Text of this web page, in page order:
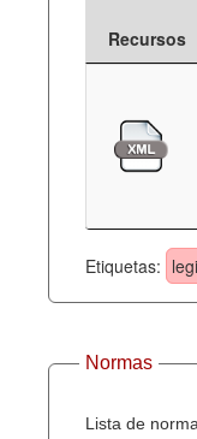
Deputados
Legislação
Perguntas
Contato
Recursos
Etiquetas:
Normas
Lista de